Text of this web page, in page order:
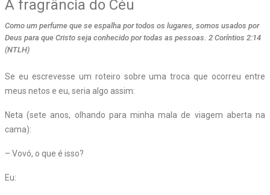
A fragrância do Céu
Como um perfume que se espalha por todos os lugares, somos usados por
Deus para que Cristo seja conhecido por todas as pessoas. 2 Coríntios 2:14
(NTLH)
Se eu escrevesse um roteiro sobre uma troca que ocorreu entre
meus netos e eu, seria algo assim:
Neta (sete anos, olhando para minha mala de viagem aberta na
cama):
– Vovó, o que é isso?
Eu: